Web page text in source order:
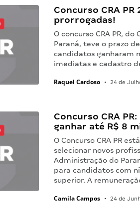
Concurso CRA
prorrogadas!
O concurso CRA PR,
Paraná, teve o prazo
candidatos ganharam
imediatas e cadastro
Raquel Cardoso • 24 de
Concurso CRA
ganhar até R$ 8
O Concurso CRA PR
selecionar novos
Administração do
para candidatos com
superior. A
Camila Campos • 24 de